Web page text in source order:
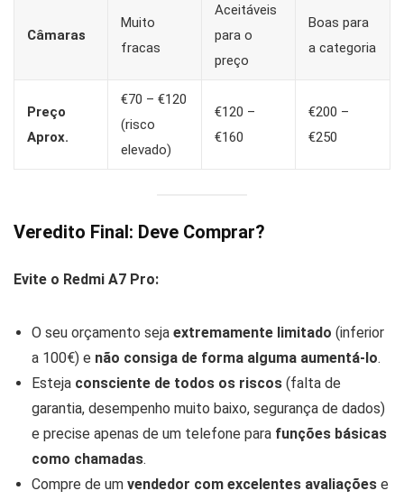
Câmaras
Muito
fracas
Aceitáveis
para o
preço
Boas para
a categoria
Preço
Aprox.
€70 – €120
(risco
elevado)
€120 –
€160
€200 –
€250
Veredito Final: Deve Comprar?
Evite o Redmi A7 Pro:
O seu orçamento seja extremamente limitado (inferior
a 100€) e não consiga de forma alguma aumentá-lo.
Esteja consciente de todos os riscos (falta de
garantia, desempenho muito baixo, segurança de dados)
e precise apenas de um telefone para funções básicas
como chamadas.
Compre de um vendedor com excelentes avaliações e